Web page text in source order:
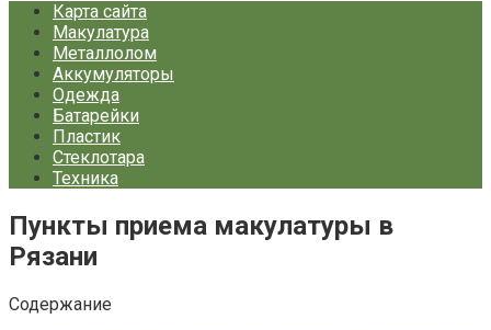
Карта сайта
Макулатура
Металлолом
Аккумуляторы
Одежда
Батарейки
Пластик
Стеклотара
Техника
Пункты приема макулатуры в
Рязани
Содержание